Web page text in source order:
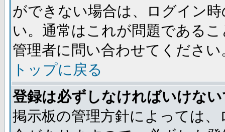
ができない場合は、ログイン
い。通常はこれが問題である
管理者に問い合わせてください
トップに戻る
登録は必ずしなければいけな
掲示板の管理方針によっては